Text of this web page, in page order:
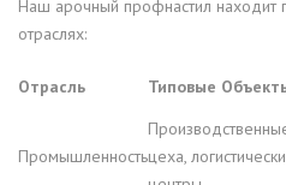
Наш арочный профнастил находит
отраслях:
Отрасль Типовые
Промышленностьцеха,